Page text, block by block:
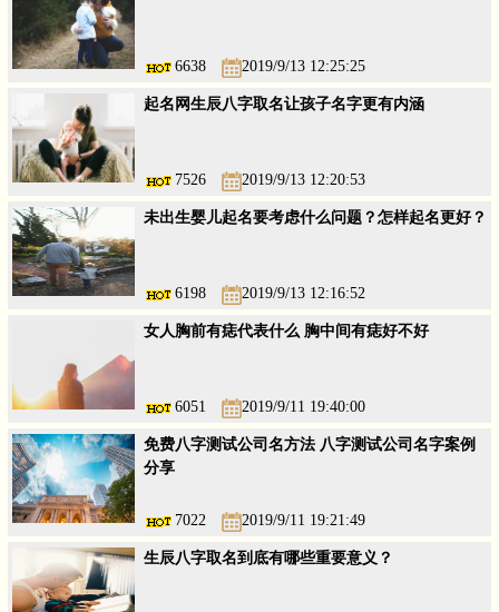
6638 2019/9/13 12:25:25
起名网生辰八字取名让孩子名字更有内涵
7526 2019/9/13 12:20:53
未出生婴儿起名要考虑什么问题？怎样起名更好？
6198 2019/9/13 12:16:52
女人胸前有痣代表什么 胸中间有痣好不好
6051 2019/9/11 19:40:00
免费八字测试公司名方法 八字测试公司名字案例
分享
7022 2019/9/11 19:21:49
生辰八字取名到底有哪些重要意义？